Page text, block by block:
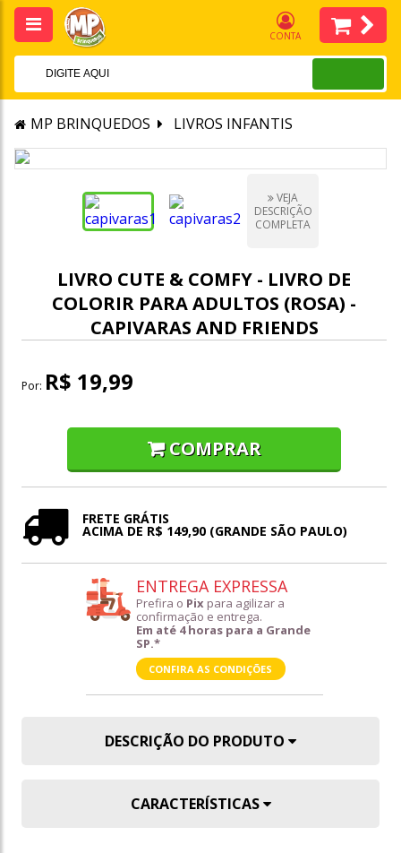
CONTA
MP BRINQUEDOS LIVROS INFANTIS
VEJA
DESCRIÇÃO
COMPLETA
LIVRO CUTE & COMFY - LIVRO DE
COLORIR PARA ADULTOS (ROSA) -
CAPIVARAS AND FRIENDS
Por: R$ 19,99
COMPRAR
FRETE GRÁTIS
ACIMA DE R$ 149,90 (GRANDE SÃO PAULO)
ENTREGA EXPRESSA
Prefira o Pix para agilizar a
confirmação e entrega.
Em até 4 horas para a Grande
SP.*
CONFIRA AS CONDIÇÕES
DESCRIÇÃO DO PRODUTO
CARACTERÍSTICAS